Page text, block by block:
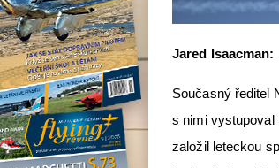
Jared
Současný ředitel
s nimi vystupoval
založil leteckou